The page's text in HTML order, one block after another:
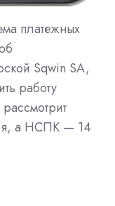
платежных
Sqwin SA,
работу
а НСПК — 14